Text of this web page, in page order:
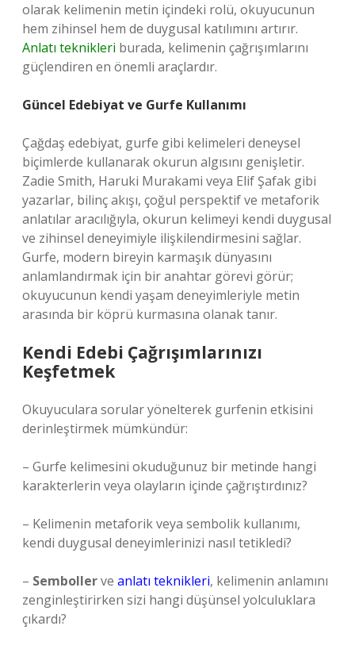
olarak kelimenin metin içindeki rolü, okuyucunun
hem zihinsel hem de duygusal katılımını artırır.
Anlatı teknikleri burada, kelimenin çağrışımlarını
güçlendiren en önemli araçlardır.
Güncel Edebiyat ve Gurfe Kullanımı
Çağdaş edebiyat, gurfe gibi kelimeleri deneysel
biçimlerde kullanarak okurun algısını genişletir.
Zadie Smith, Haruki Murakami veya Elif Şafak gibi
yazarlar, bilinç akışı, çoğul perspektif ve metaforik
anlatılar aracılığıyla, okurun kelimeyi kendi duygusal
ve zihinsel deneyimiyle ilişkilendirmesini sağlar.
Gurfe, modern bireyin karmaşık dünyasını
anlamlandırmak için bir anahtar görevi görür;
okuyucunun kendi yaşam deneyimleriyle metin
arasında bir köprü kurmasına olanak tanır.
Kendi Edebi Çağrışımlarınızı
Keşfetmek
Okuyuculara sorular yönelterek gurfenin etkisini
derinleştirmek mümkündür:
– Gurfe kelimesini okuduğunuz bir metinde hangi
karakterlerin veya olayların içinde çağrıştırdınız?
– Kelimenin metaforik veya sembolik kullanımı,
kendi duygusal deneyimlerinizi nasıl tetikledi?
– Sembollerve anlatı teknikleri, kelimenin anlamını
zenginleştirirken sizi hangi düşünsel yolculuklara
çıkardı?